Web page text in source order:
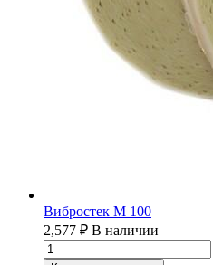
Вибростек М 100
2,577 ₽ В наличии